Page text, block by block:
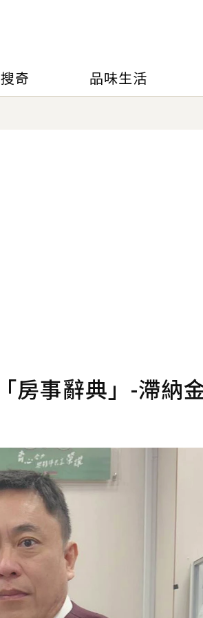
奇 品味生活
房事辭典」-滯納